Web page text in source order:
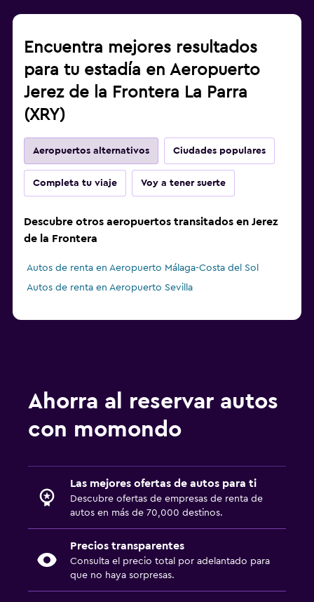
Encuentra mejores resultados
para tu estadía en Aeropuerto
Jerez de la Frontera La Parra
(XRY)
Aeropuertos alternativos Ciudades populares
Completa tu viaje Voy a tener suerte
Descubre otros aeropuertos transitados en Jerez
de la Frontera
Autos de renta en Aeropuerto Málaga-Costa del Sol
Autos de renta en Aeropuerto Sevilla
Ahorra al reservar autos
con momondo
Las mejores ofertas de autos para ti
Descubre ofertas de empresas de renta de
autos en más de 70,000 destinos.
Precios transparentes
Consulta el precio total por adelantado para
que no haya sorpresas.